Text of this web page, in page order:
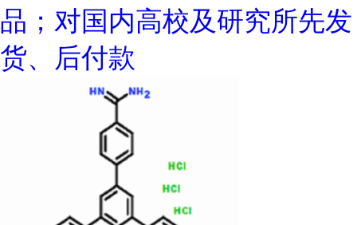
品；对国内高校及研究所先发
货、后付款